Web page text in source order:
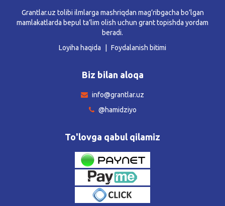
Grantlar.uz tolibi ilmlarga mashriqdan mag’ribgacha bo’lgan
mamlakatlarda bepul ta’lim olish uchun grant topishda yordam
beradi.
Loyiha haqida
Foydalanish bitimi
Biz bilan aloqa
info@grantlar.uz
@hamidziyo
To'lovga qabul qilamiz